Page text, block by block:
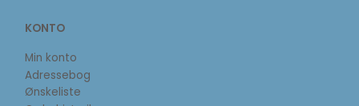
KONTO
Min konto
Adressebog
Ønskeliste